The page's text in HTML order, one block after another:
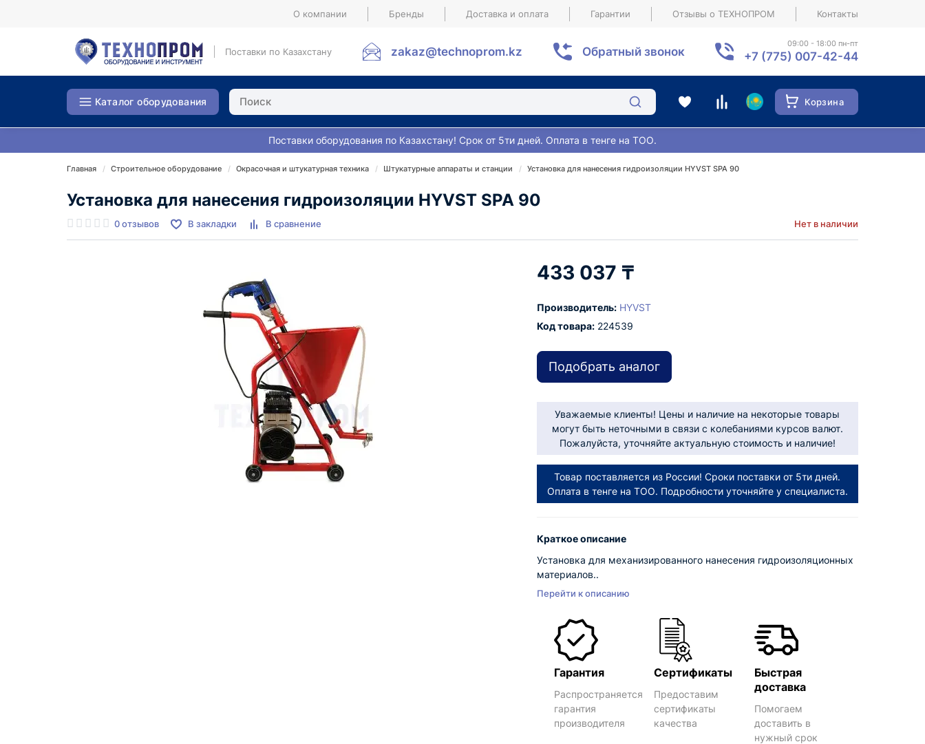
О компании Бренды Доставка и оплата Гарантии Отзывы о ТЕХНОПРОМ Контакты
Поставки по Казахстану zakaz@technoprom.kz Обратный звонок
09:00 - 18:00 пн-пт
+7 (775) 007-42-44
Каталог оборудования Корзина
Поставки оборудования по Казахстану! Срок от 5ти дней. Оплата в тенге на ТОО.
Главная Строительное оборудование Окрасочная и штукатурная техника Штукатурные аппараты и станции Установка для нанесения гидроизоляции HYVST SPA 90
Установка для нанесения гидроизоляции HYVST SPA 90
0 отзывов В закладки В сравнение Нет в наличии
433 037 ₸
Производитель: HYVST
Код товара:224539
Подобрать аналог
Уважаемые клиенты! Цены и наличие на некоторые товары
могут быть неточными в связи с колебаниями курсов валют.
Пожалуйста, уточняйте актуальную стоимость и наличие!
Товар поставляется из России! Сроки поставки от 5ти дней.
Оплата в тенге на ТОО. Подробности уточняйте у специалиста.
Краткое описание
Установка для механизированного нанесения гидроизоляционных
материалов..
Перейти к описанию
Гарантия
Распространяется
гарантия
производителя
Сертификаты
Предоставим
сертификаты
качества
Быстрая
доставка
Помогаем
доставить в
нужный срок